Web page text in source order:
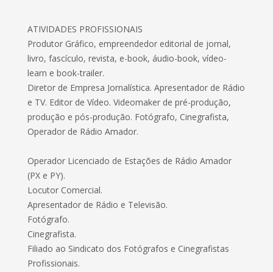
ATIVIDADES PROFISSIONAIS
Produtor Gráfico, empreendedor editorial de jornal,
livro, fascículo, revista, e-book, áudio-book, vídeo-
learn e book-trailer.
Diretor de Empresa Jornalística. Apresentador de Rádio
e TV. Editor de Vídeo. Videomaker de pré-produção,
produção e pós-produção. Fotógrafo, Cinegrafista,
Operador de Rádio Amador.
Operador Licenciado de Estações de Rádio Amador
(PX e PY).
Locutor Comercial.
Apresentador de Rádio e Televisão.
Fotógrafo.
Cinegrafista.
Filiado ao Sindicato dos Fotógrafos e Cinegrafistas
Profissionais.